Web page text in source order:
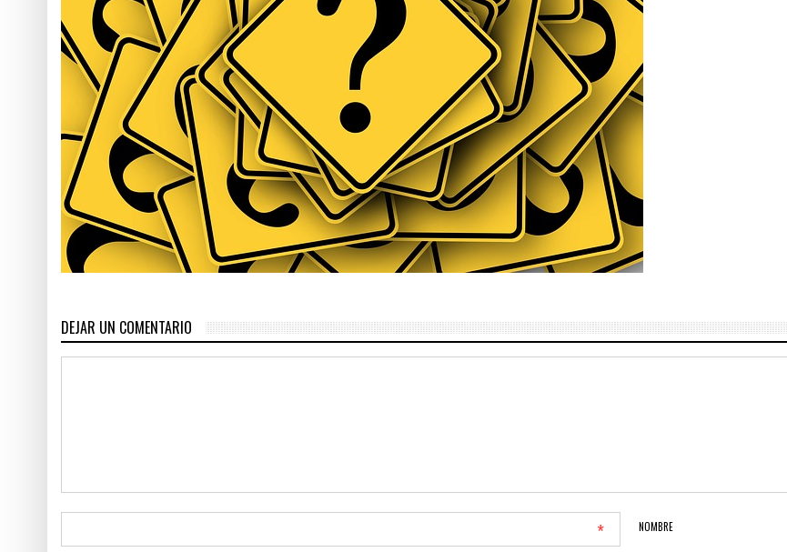
Otra noche más con las ranas
¿Quien es Jesús para usted?
Testigos de Jehová, ¿es Jesus su Señor y su Dios?
Salmo 127 – Confiando en Dios
DEJAR UN COMENTARIO
NOMBRE
*